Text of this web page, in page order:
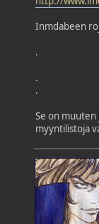
Inmdabeen
.
.
.
Se on
myyntilistoja